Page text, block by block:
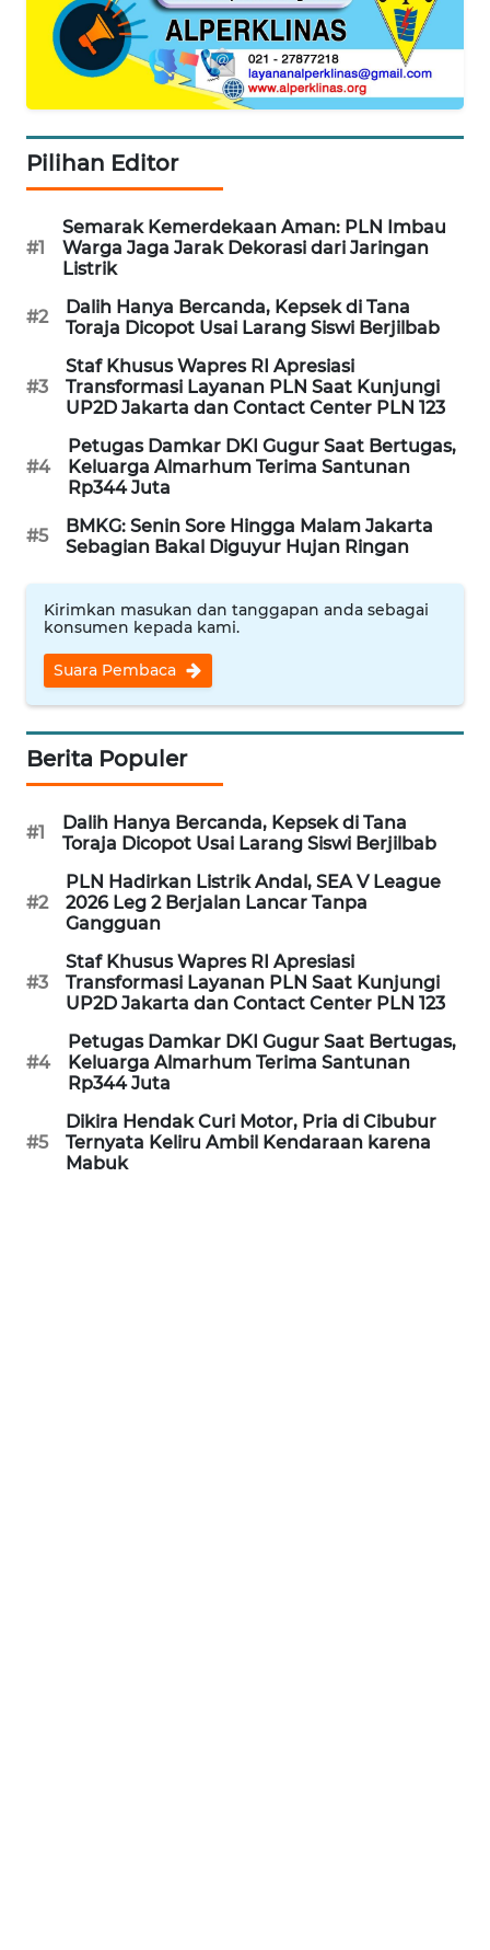
Pilihan Editor
#1
Semarak Kemerdekaan Aman: PLN Imbau
Warga Jaga Jarak Dekorasi dari Jaringan
Listrik
#2
Dalih Hanya Bercanda, Kepsek di Tana
Toraja Dicopot Usai Larang Siswi Berjilbab
#3
Staf Khusus Wapres RI Apresiasi
Transformasi Layanan PLN Saat Kunjungi
UP2D Jakarta dan Contact Center PLN 123
#4
Petugas Damkar DKI Gugur Saat Bertugas,
Keluarga Almarhum Terima Santunan
Rp344 Juta
#5
BMKG: Senin Sore Hingga Malam Jakarta
Sebagian Bakal Diguyur Hujan Ringan
Kirimkan masukan dan tanggapan anda sebagai
konsumen kepada kami.
Suara Pembaca
Berita Populer
#1
Dalih Hanya Bercanda, Kepsek di Tana
Toraja Dicopot Usai Larang Siswi Berjilbab
#2
PLN Hadirkan Listrik Andal, SEA V League
2026 Leg 2 Berjalan Lancar Tanpa
Gangguan
#3
Staf Khusus Wapres RI Apresiasi
Transformasi Layanan PLN Saat Kunjungi
UP2D Jakarta dan Contact Center PLN 123
#4
Petugas Damkar DKI Gugur Saat Bertugas,
Keluarga Almarhum Terima Santunan
Rp344 Juta
#5
Dikira Hendak Curi Motor, Pria di Cibubur
Ternyata Keliru Ambil Kendaraan karena
Mabuk
WAHANA
DESA
WISATA
LAPAK
WAHANA
Wahana
KONSUMEN
LISTRIK
MASYARAKAT
KELISTRIKAN
WALINKI
ID
MAWAKA
ID
NET
PLN
WATCH
MKLI
LPKKI
LKKI
KOPEKLIN
PORTAL
KONSUMEN
FORWAMKI
ALPERKLINAS